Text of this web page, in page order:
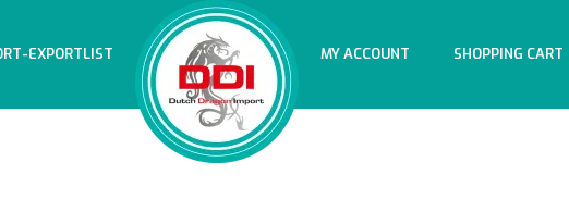
EXPORTLIST MY ACCOUNT SHOPPING CART